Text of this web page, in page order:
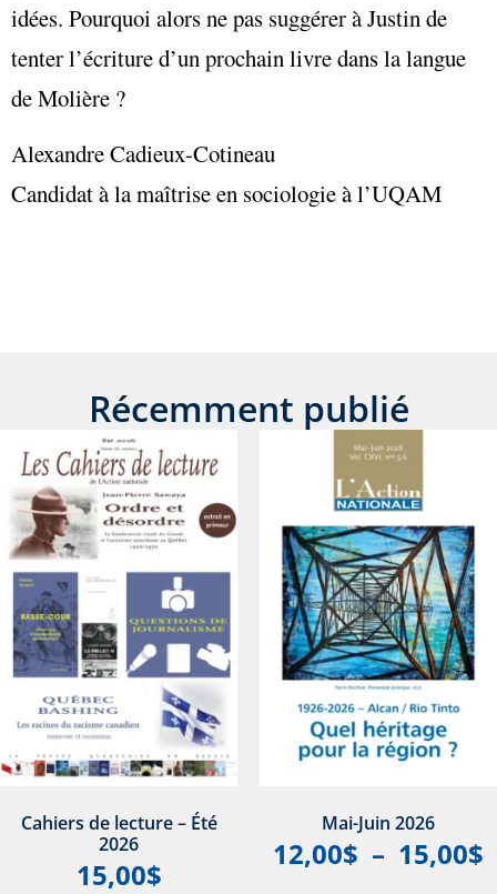
idées. Pourquoi alors ne pas suggérer à Justin de
tenter l’écriture d’un prochain livre dans la langue
de Molière ?
Alexandre Cadieux-Cotineau
Candidat à la maîtrise en sociologie à l’UQAM
Récemment publié
Cahiers de lecture – Été
2026
15,00$
Mai-Juin 2026
12,00$ – 15,00$